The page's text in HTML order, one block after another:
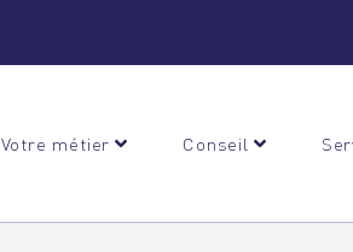
Votre métier Conseil